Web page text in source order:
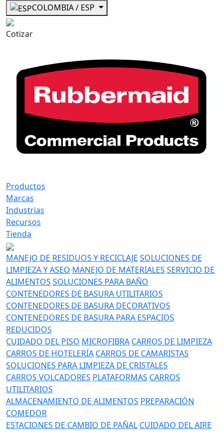
COLOMBIA / ESP
Cotizar
Productos
Marcas
Industrias
Recursos
Tienda
MANEJO DE RESIDUOS Y RECICLAJE SOLUCIONES DE
LIMPIEZA Y ASEO MANEJO DE MATERIALES SERVICIO DE
ALIMENTOS SOLUCIONES PARA BAÑO
CONTENEDORES DE BASURA UTILITARIOS
CONTENEDORES DE BASURA DECORATIVOS
CONTENEDORES DE BASURA PARA ESPACIOS
REDUCIDOS
CUIDADO DEL PISO MICROFIBRA CARROS DE LIMPIEZA
CARROS DE HOTELERÍA CARROS DE CAMARISTAS
SOLUCIONES PARA LIMPIEZA DE CRISTALES
CARROS VOLCADORES PLATAFORMAS CARROS
UTILITARIOS
ALMACENAMIENTO DE ALIMENTOS PREPARACIÓN
COMEDOR
ESTACIONES DE CAMBIO DE PAÑAL CUIDADO DEL AIRE